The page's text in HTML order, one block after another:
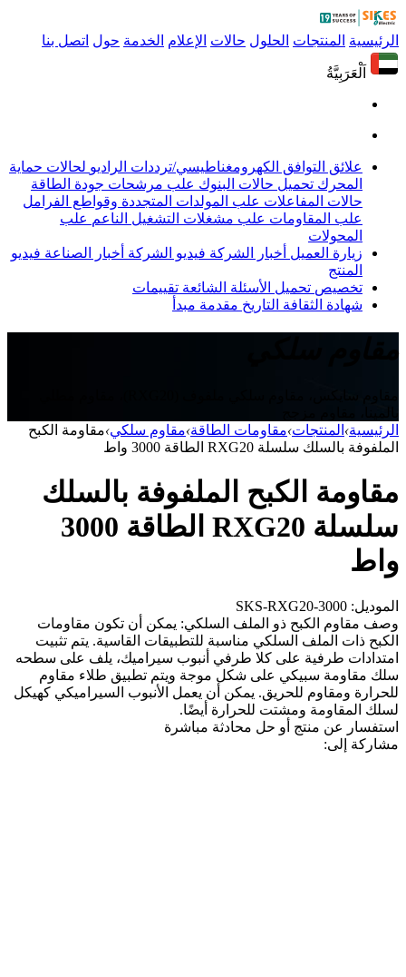
الرئيسية المنتجات الحلول حالات الإعلام الخدمة حول اتصل بنا
اَلْعَرَبِيَّةُ
علائق التوافق الكهرومغناطيسي/ترددات الراديو لحالات حماية
المحرك تحميل حالات البنوك علب مرشحات جودة الطاقة
حالات المفاعلات علب المولدات المتجددة وقواطع الفرامل
علب المقاومات علب مشغلات التشغيل الناعم علب
المحولات
زيارة العميل أخبار الشركة فيديو الشركة أخبار الصناعة فيديو
المنتج
تخصيص تحميل الأسئلة الشائعة تقييمات
شهادة الثقافة التاريخ مقدمة مبدأ
الرئيسية› المنتجات›مقاومات الطاقة›مقاوم سلكي›مقاومة الكبح
الملفوفة بالسلك سلسلة RXG20 الطاقة 3000 واط
مقاومة الكبح الملفوفة بالسلك
سلسلة RXG20 الطاقة 3000
واط
الموديل: SKS-RXG20-3000
وصف مقاوم الكبح ذو الملف السلكي: يمكن أن تكون مقاومات
الكبح ذات الملف السلكي مناسبة للتطبيقات القاسية. يتم تثبيت
امتدادات طرفية على كلا طرفي أنبوب سيراميك، يلف على سطحه
سلك مقاومة سبيكي على شكل موجة ويتم تطبيق طلاء مقاوم
للحرارة ومقاوم للحريق. يمكن أن يعمل الأنبوب السيراميكي كهيكل
لسلك المقاومة ومشتت للحرارة أيضًا.
استفسار عن منتج أو حل محادثة مباشرة
مشاركة إلى: